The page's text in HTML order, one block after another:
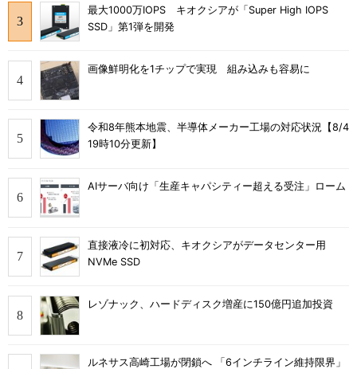
最大1000万IOPS キオクシアが「Super High IOPS
SSD」第1弾を開発
画像鮮明化を1チップで実現 組み込みも容易に
令和8年熊本地震、半導体メーカー工場の対応状況【8/4
19時10分更新】
AIサーバ向け「生産キャパシティー超える受注」ローム
直接液冷に初対応、キオクシアがデータセンター用
NVMe SSD
レゾナック、ハードディスク増産に150億円追加投資
ルネサス高崎工場が閉鎖へ 「6インチライン維持限界」